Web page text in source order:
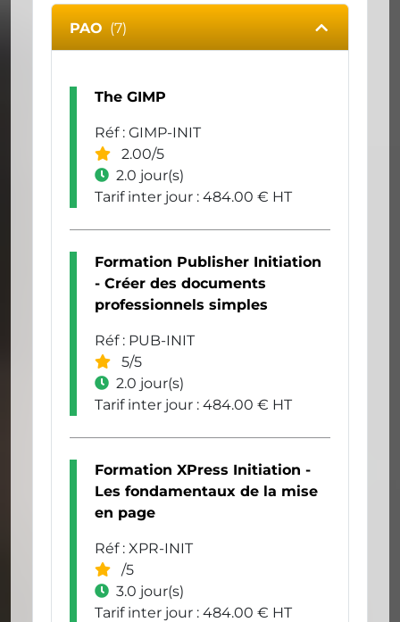
PAO (7)
The GIMP
Réf : GIMP-INIT
2.00/5
2.0 jour(s)
Tarif inter jour : 484.00 € HT
Formation Publisher Initiation
- Créer des documents
professionnels simples
Réf : PUB-INIT
5/5
2.0 jour(s)
Tarif inter jour : 484.00 € HT
Formation XPress Initiation -
Les fondamentaux de la mise
en page
Réf : XPR-INIT
/5
3.0 jour(s)
Tarif inter jour : 484.00 € HT